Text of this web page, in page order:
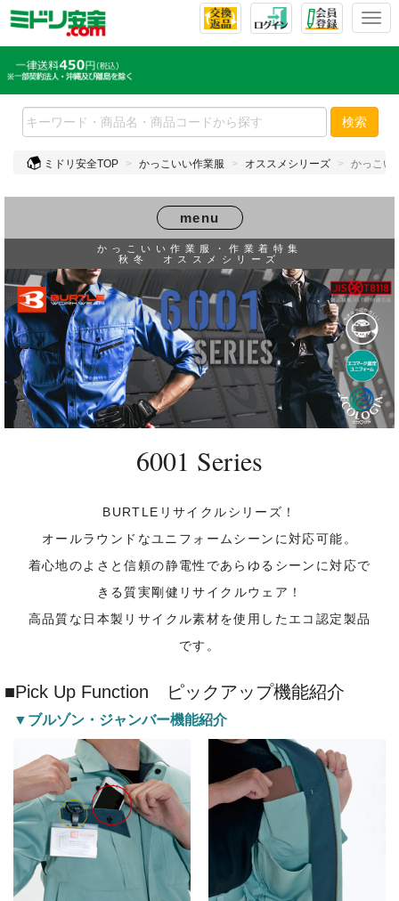
T
l
e
n
v
o
n
検索
ミドリ安全TOP かっこいい作業服 オススメシリーズ かっこい
menu
かっこいい作業
服・作業着特集
TOP
ブルゾン・ジャ
ケット
シャツ パンツ
ツナギ 防寒
かっこいい作業服・作業着特集
秋冬 オススメシリーズ
6001 Series
BURTLEリサイクルシリーズ！
オールラウンドなユニフォームシーンに対応可能。
着心地のよさと信頼の静電性であらゆるシーンに対応で
きる質実剛健リサイクルウェア！
高品質な日本製リサイクル素材を使用したエコ認定製品
です。
■Pick Up Function ピックアップ機能紹介
▼ブルゾン・ジャンバー機能紹介